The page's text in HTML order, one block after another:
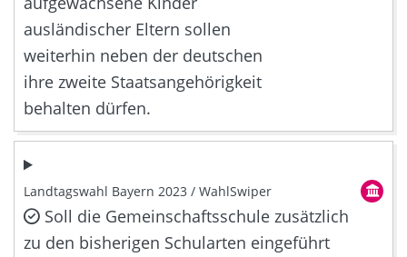
ausländischer Eltern sollen
weiterhin neben der deutschen
ihre zweite Staatsangehörigkeit
behalten dürfen.
Landtagswahl Bayern 2023 / WahlSwiper
Soll die Gemeinschaftsschule zusätzlich
zu den bisherigen Schularten eingeführt